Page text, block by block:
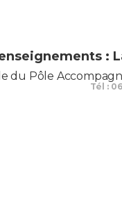
:
du Pôle
Tél :